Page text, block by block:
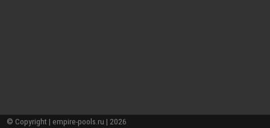
© Copyright | empire-pools.ru | 2026